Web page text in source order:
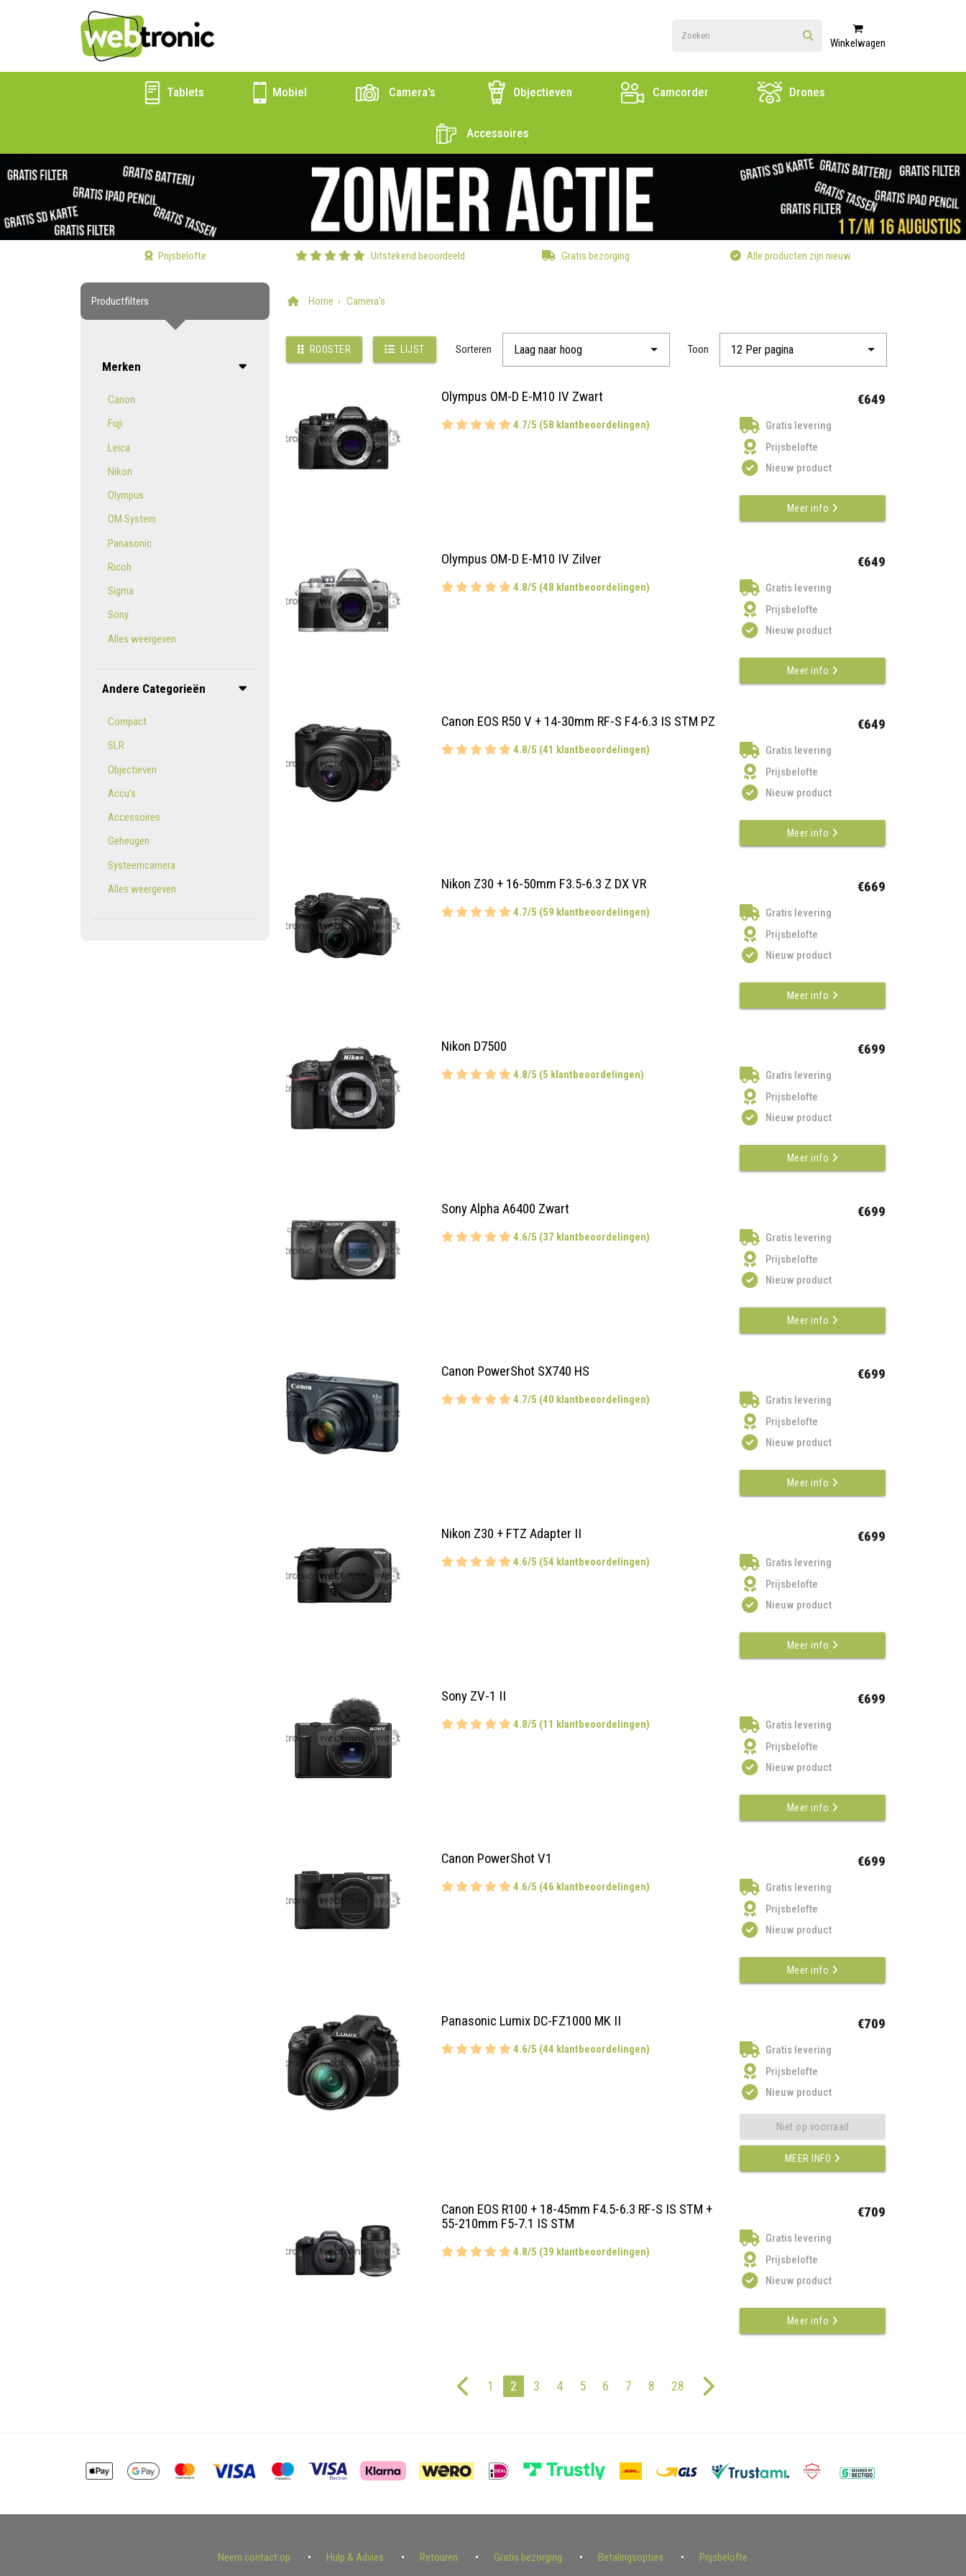
Winkelwagen
Tablets Mobiel Camera's Objectieven Camcorder Drones
Accessoires
Prijsbelofte Uitstekend beoordeeld Gratis bezorging Alle producten zijn nieuw
Productfilters
Merken
Canon
Fuji
Leica
Nikon
Olympus
OM System
Panasonic
Ricoh
Sigma
Sony
Alles weergeven
Andere Categorieën
Compact
SLR
Objectieven
Accu's
Accessoires
Geheugen
Systeemcamera
Alles weergeven
Home Camera's
ROOSTER LIJST Sorteren Toon
Olympus OM-D E-M10 IV Zwart
4.7/5 (58 klantbeoordelingen)
€649
Gratis levering
Prijsbelofte
Nieuw product
Meer info
Olympus OM-D E-M10 IV Zilver
4.8/5 (48 klantbeoordelingen)
€649
Gratis levering
Prijsbelofte
Nieuw product
Meer info
Canon EOS R50 V + 14-30mm RF-S F4-6.3 IS STM PZ
4.8/5 (41 klantbeoordelingen)
€649
Gratis levering
Prijsbelofte
Nieuw product
Meer info
Nikon Z30 + 16-50mm F3.5-6.3 Z DX VR
4.7/5 (59 klantbeoordelingen)
€669
Gratis levering
Prijsbelofte
Nieuw product
Meer info
Nikon D7500
4.8/5 (5 klantbeoordelingen)
€699
Gratis levering
Prijsbelofte
Nieuw product
Meer info
Sony Alpha A6400 Zwart
4.6/5 (37 klantbeoordelingen)
€699
Gratis levering
Prijsbelofte
Nieuw product
Meer info
Canon PowerShot SX740 HS
4.7/5 (40 klantbeoordelingen)
€699
Gratis levering
Prijsbelofte
Nieuw product
Meer info
Nikon Z30 + FTZ Adapter II
4.6/5 (54 klantbeoordelingen)
€699
Gratis levering
Prijsbelofte
Nieuw product
Meer info
Sony ZV-1 II
4.8/5 (11 klantbeoordelingen)
€699
Gratis levering
Prijsbelofte
Nieuw product
Meer info
Canon PowerShot V1
4.6/5 (46 klantbeoordelingen)
€699
Gratis levering
Prijsbelofte
Nieuw product
Meer info
Panasonic Lumix DC-FZ1000 MK II
4.6/5 (44 klantbeoordelingen)
€709
Gratis levering
Prijsbelofte
Nieuw product
Niet op voorraad
MEER INFO
Canon EOS R100 + 18-45mm F4.5-6.3 RF-S IS STM +
55-210mm F5-7.1 IS STM
4.8/5 (39 klantbeoordelingen)
€709
Gratis levering
Prijsbelofte
Nieuw product
Meer info
1 2 3 4 5 6 7 8 28
Neem contact op Hulp & Advies Retouren Gratis bezorging Betalingsopties Prijsbelofte